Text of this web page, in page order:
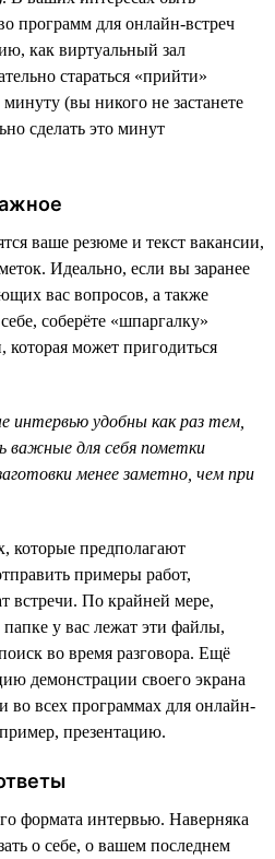
программ для онлайн-встреч
как виртуальный зал
стараться «прийти»
(вы никого не застанете
сделать это минут
ваше резюме и текст вакансии,
Идеально, если вы заранее
вас вопросов, а также
соберёте «шпаргалку»
может пригодиться
интервью удобны как раз тем,
для себя пометки
менее заметно, чем при
которые предполагают
примеры работ,
встречи. По крайней мере,
у вас лежат эти файлы,
во время разговора. Ещё
демонстрации своего экрана
во всех программах для онлайн-
презентацию.
формата интервью. Наверняка
о себе, о вашем последнем